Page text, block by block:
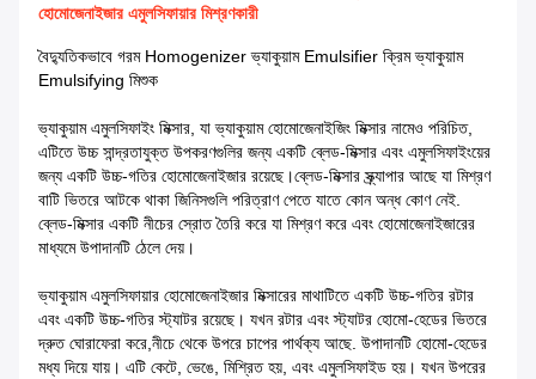
হোমোজেনাইজার এমুলসিফায়ার মিশ্রণকারী
বৈদ্যুতিকভাবে গরম Homogenizer ভ্যাকুয়াম Emulsifier ক্রিম ভ্যাকুয়াম
Emulsifying মিশুক
ভ্যাকুয়াম এমুলসিফাইং মিক্সার, যা ভ্যাকুয়াম হোমোজেনাইজিং মিক্সার নামেও পরিচিত,
এটিতে উচ্চ সান্দ্রতাযুক্ত উপকরণগুলির জন্য একটি ব্লেড-মিক্সার এবং এমুলসিফাইংয়ের
জন্য একটি উচ্চ-গতির হোমোজেনাইজার রয়েছে।ব্লেড-মিক্সার স্ক্র্যাপার আছে যা মিশ্রণ
বাটি ভিতরে আটকে থাকা জিনিসগুলি পরিত্রাণ পেতে যাতে কোন অন্ধ কোণ নেই.
ব্লেড-মিক্সার একটি নীচের স্রোত তৈরি করে যা মিশ্রণ করে এবং হোমোজেনাইজারের
মাধ্যমে উপাদানটি ঠেলে দেয়।
ভ্যাকুয়াম এমুলসিফায়ার হোমোজেনাইজার মিক্সারের মাথাটিতে একটি উচ্চ-গতির রটার
এবং একটি উচ্চ-গতির স্ট্যাটর রয়েছে। যখন রটার এবং স্ট্যাটর হোমো-হেডের ভিতরে
দ্রুত ঘোরাফেরা করে,নীচে থেকে উপরে চাপের পার্থক্য আছে. উপাদানটি হোমো-হেডের
মধ্য দিয়ে যায়। এটি কেটে, ভেঙে, মিশ্রিত হয়, এবং এমুলসিফাইড হয়। যখন উপরের